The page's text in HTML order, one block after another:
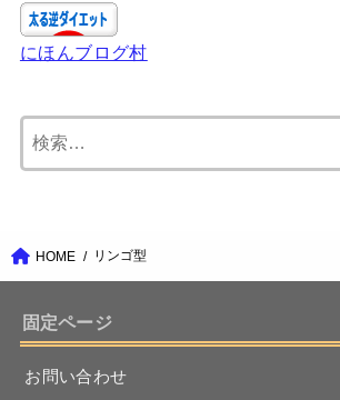
にほんブログ村
索:
HOME リンゴ型
固定ページ
お問い合わせ